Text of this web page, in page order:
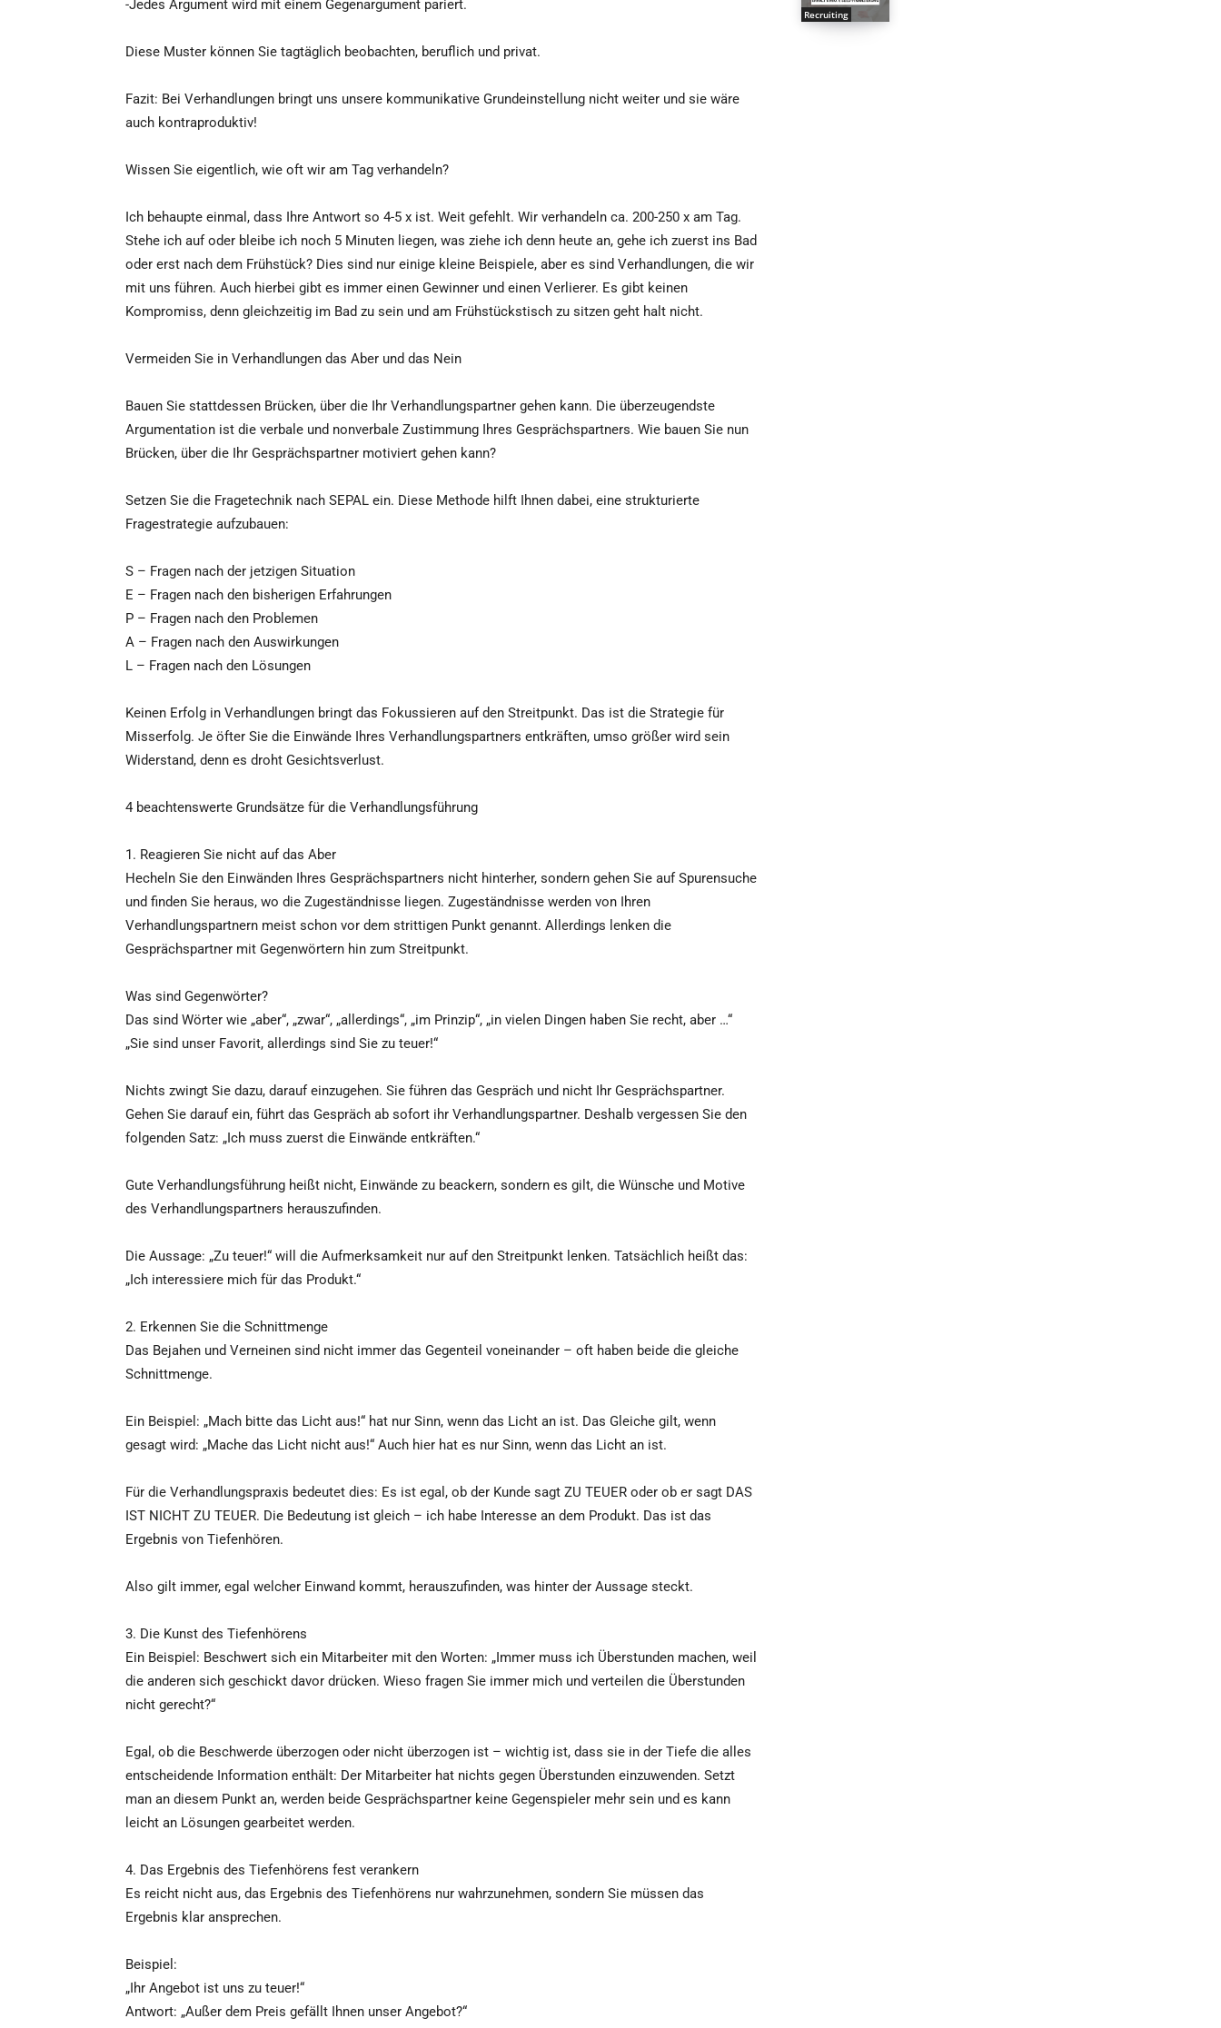
-Jedes Argument wird mit einem Gegenargument pariert.
Diese Muster können Sie tagtäglich beobachten, beruflich und privat.
Fazit: Bei Verhandlungen bringt uns unsere kommunikative Grundeinstellung nicht weiter und sie wäre
auch kontraproduktiv!
Wissen Sie eigentlich, wie oft wir am Tag verhandeln?
Ich behaupte einmal, dass Ihre Antwort so 4-5 x ist. Weit gefehlt. Wir verhandeln ca. 200-250 x am Tag.
Stehe ich auf oder bleibe ich noch 5 Minuten liegen, was ziehe ich denn heute an, gehe ich zuerst ins Bad
oder erst nach dem Frühstück? Dies sind nur einige kleine Beispiele, aber es sind Verhandlungen, die wir
mit uns führen. Auch hierbei gibt es immer einen Gewinner und einen Verlierer. Es gibt keinen
Kompromiss, denn gleichzeitig im Bad zu sein und am Frühstückstisch zu sitzen geht halt nicht.
Vermeiden Sie in Verhandlungen das Aber und das Nein
Bauen Sie stattdessen Brücken, über die Ihr Verhandlungspartner gehen kann. Die überzeugendste
Argumentation ist die verbale und nonverbale Zustimmung Ihres Gesprächspartners. Wie bauen Sie nun
Brücken, über die Ihr Gesprächspartner motiviert gehen kann?
Setzen Sie die Fragetechnik nach SEPAL ein. Diese Methode hilft Ihnen dabei, eine strukturierte
Fragestrategie aufzubauen:
S – Fragen nach der jetzigen Situation
E – Fragen nach den bisherigen Erfahrungen
P – Fragen nach den Problemen
A – Fragen nach den Auswirkungen
L – Fragen nach den Lösungen
Keinen Erfolg in Verhandlungen bringt das Fokussieren auf den Streitpunkt. Das ist die Strategie für
Misserfolg. Je öfter Sie die Einwände Ihres Verhandlungspartners entkräften, umso größer wird sein
Widerstand, denn es droht Gesichtsverlust.
4 beachtenswerte Grundsätze für die Verhandlungsführung
1. Reagieren Sie nicht auf das Aber
Hecheln Sie den Einwänden Ihres Gesprächspartners nicht hinterher, sondern gehen Sie auf Spurensuche
und finden Sie heraus, wo die Zugeständnisse liegen. Zugeständnisse werden von Ihren
Verhandlungspartnern meist schon vor dem strittigen Punkt genannt. Allerdings lenken die
Gesprächspartner mit Gegenwörtern hin zum Streitpunkt.
Was sind Gegenwörter?
Das sind Wörter wie „aber“, „zwar“, „allerdings“, „im Prinzip“, „in vielen Dingen haben Sie recht, aber …“
„Sie sind unser Favorit, allerdings sind Sie zu teuer!“
Nichts zwingt Sie dazu, darauf einzugehen. Sie führen das Gespräch und nicht Ihr Gesprächspartner.
Gehen Sie darauf ein, führt das Gespräch ab sofort ihr Verhandlungspartner. Deshalb vergessen Sie den
folgenden Satz: „Ich muss zuerst die Einwände entkräften.“
Gute Verhandlungsführung heißt nicht, Einwände zu beackern, sondern es gilt, die Wünsche und Motive
des Verhandlungspartners herauszufinden.
Die Aussage: „Zu teuer!“ will die Aufmerksamkeit nur auf den Streitpunkt lenken. Tatsächlich heißt das:
„Ich interessiere mich für das Produkt.“
2. Erkennen Sie die Schnittmenge
Das Bejahen und Verneinen sind nicht immer das Gegenteil voneinander – oft haben beide die gleiche
Schnittmenge.
Ein Beispiel: „Mach bitte das Licht aus!“ hat nur Sinn, wenn das Licht an ist. Das Gleiche gilt, wenn
gesagt wird: „Mache das Licht nicht aus!“ Auch hier hat es nur Sinn, wenn das Licht an ist.
Für die Verhandlungspraxis bedeutet dies: Es ist egal, ob der Kunde sagt ZU TEUER oder ob er sagt DAS
IST NICHT ZU TEUER. Die Bedeutung ist gleich – ich habe Interesse an dem Produkt. Das ist das
Ergebnis von Tiefenhören.
Also gilt immer, egal welcher Einwand kommt, herauszufinden, was hinter der Aussage steckt.
3. Die Kunst des Tiefenhörens
Ein Beispiel: Beschwert sich ein Mitarbeiter mit den Worten: „Immer muss ich Überstunden machen, weil
die anderen sich geschickt davor drücken. Wieso fragen Sie immer mich und verteilen die Überstunden
nicht gerecht?“
Egal, ob die Beschwerde überzogen oder nicht überzogen ist – wichtig ist, dass sie in der Tiefe die alles
entscheidende Information enthält: Der Mitarbeiter hat nichts gegen Überstunden einzuwenden. Setzt
man an diesem Punkt an, werden beide Gesprächspartner keine Gegenspieler mehr sein und es kann
leicht an Lösungen gearbeitet werden.
4. Das Ergebnis des Tiefenhörens fest verankern
Es reicht nicht aus, das Ergebnis des Tiefenhörens nur wahrzunehmen, sondern Sie müssen das
Ergebnis klar ansprechen.
Beispiel:
„Ihr Angebot ist uns zu teuer!“
Antwort: „Außer dem Preis gefällt Ihnen unser Angebot?“
Recruiting